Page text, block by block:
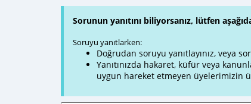
Sorunun yanıtını biliyorsanız, lütfen
Soruyu yanıtlarken:
Doğrudan soruyu yanıtlayınız, veya
Yanıtınızda hakaret, küfür veya
uygun hareket etmeyen üyelerimizin